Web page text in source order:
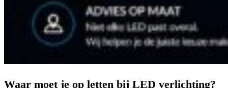
Waar moet je op letten bij LED verlichting?